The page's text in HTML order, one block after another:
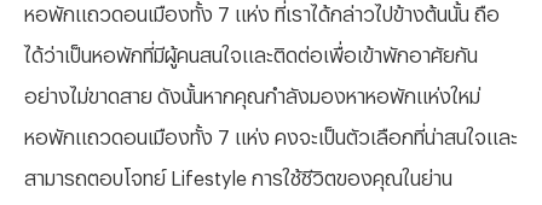
หอพักแถวดอนเมืองทั้ง 7 แห่ง ที่เราได้กล่าวไปข้างต้นนั้น ถือ
ได้ว่าเป็นหอพักที่มีผู้คนสนใจและติดต่อเพื่อเข้าพักอาศัยกัน
อย่างไม่ขาดสาย ดังนั้นหากคุณกำลังมองหาหอพักแห่งใหม่
หอพักแถวดอนเมืองทั้ง 7 แห่ง คงจะเป็นตัวเลือกที่น่าสนใจและ
สามารถตอบโจทย์ Lifestyle การใช้ชีวิตของคุณในย่าน